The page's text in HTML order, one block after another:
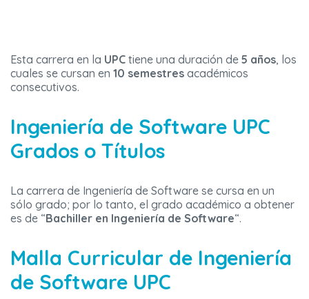
Esta carrera en la UPC tiene una duración de 5 años, los
cuales se cursan en 10 semestres académicos
consecutivos.
Ingeniería de Software UPC
Grados o Títulos
La carrera de Ingeniería de Software se cursa en un
sólo grado; por lo tanto, el grado académico a obtener
es de “Bachiller en Ingeniería de Software“.
Malla Curricular de Ingeniería
de Software UPC